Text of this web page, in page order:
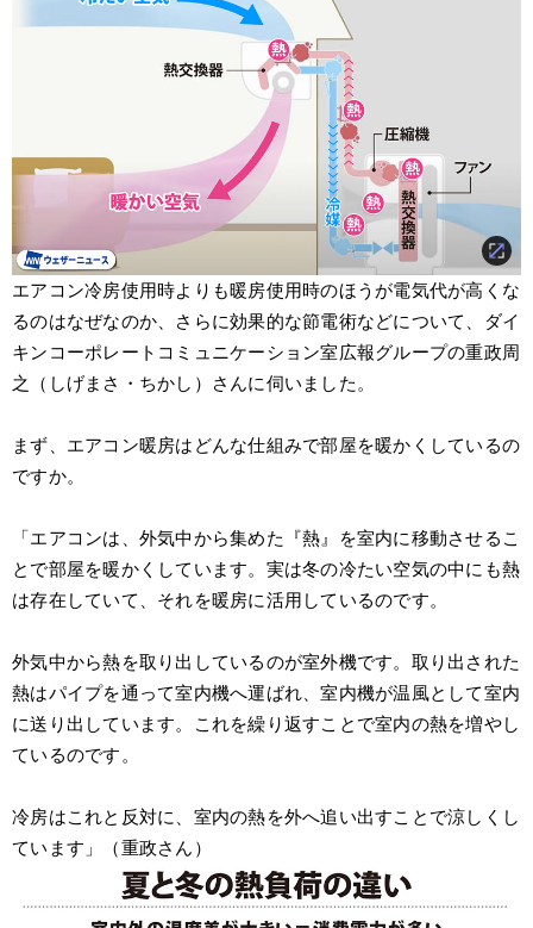
エアコン冷房使用時よりも暖房使用時のほうが電気代が高くな
るのはなぜなのか、さらに効果的な節電術などについて、ダイ
キンコーポレートコミュニケーション室広報グループの重政周
之（しげまさ・ちかし）さんに伺いました。
まず、エアコン暖房はどんな仕組みで部屋を暖かくしているの
ですか。
「エアコンは、外気中から集めた『熱』を室内に移動させるこ
とで部屋を暖かくしています。実は冬の冷たい空気の中にも熱
は存在していて、それを暖房に活用しているのです。
外気中から熱を取り出しているのが室外機です。取り出された
熱はパイプを通って室内機へ運ばれ、室内機が温風として室内
に送り出しています。これを繰り返すことで室内の熱を増やし
ているのです。
冷房はこれと反対に、室内の熱を外へ追い出すことで涼しくし
ています」（重政さん）